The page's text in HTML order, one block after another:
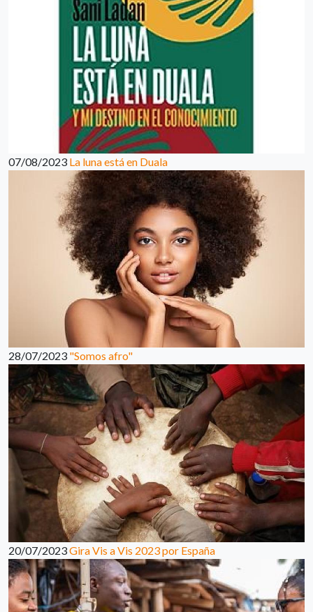
07/08/2023 La luna está en Duala
28/07/2023 "Somos afro"
20/07/2023Gira Vis a Vis 2023 por España